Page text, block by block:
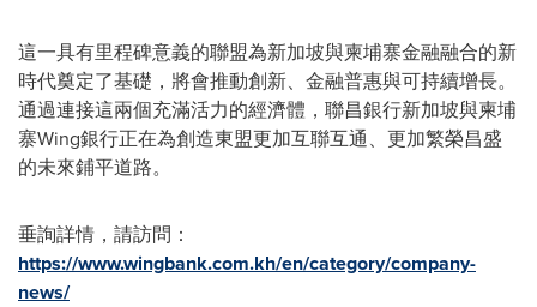
這一具有里程碑意義的聯盟為新加坡與柬埔寨金融融合的新
時代奠定了基礎，將會推動創新、金融普惠與可持續增長。
通過連接這兩個充滿活力的經濟體，聯昌銀行新加坡與柬埔
寨Wing銀行正在為創造東盟更加互聯互通、更加繁榮昌盛
的未來鋪平道路。
垂詢詳情，請訪問：
https://www.wingbank.com.kh/en/category/company-
news/